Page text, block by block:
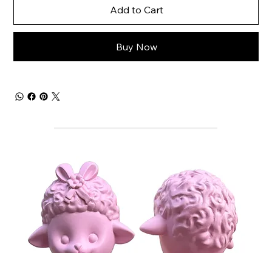
Add to Cart
Buy Now